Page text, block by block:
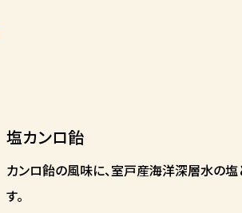
塩カンロ飴
カンロ飴の風味に、室戸産海洋深層水の塩
す。